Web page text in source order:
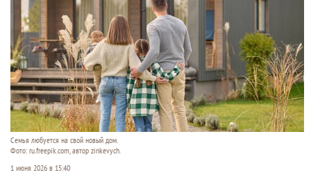
Семья любуется на свой новый дом.
Фото: ru.freepik.com, автор zinkevych.
1 июня 2026 в 15:40